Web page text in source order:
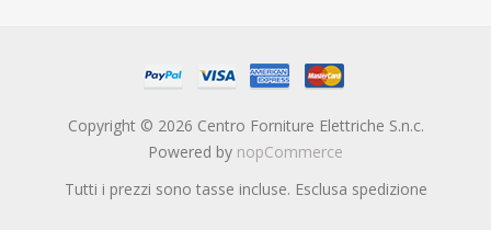
Copyright © 2026 Centro Forniture Elettriche S.n.c.
Powered by nopCommerce
Tutti i prezzi sono tasse incluse. Esclusa spedizione